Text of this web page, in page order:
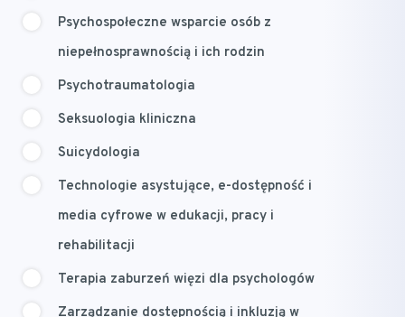
Psychospołeczne wsparcie osób z
niepełnosprawnością i ich rodzin
Psychotraumatologia
Seksuologia kliniczna
Suicydologia
Technologie asystujące, e-dostępność i
media cyfrowe w edukacji, pracy i
rehabilitacji
Terapia zaburzeń więzi dla psychologów
Zarządzanie dostępnością i inkluzją w